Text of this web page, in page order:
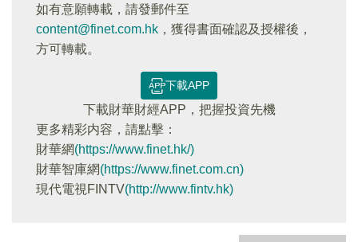
如有意願轉載，請發郵件至
content@finet.com.hk ，獲得書面確認及授權後，
方可轉載。
下載APP
下載財華財經APP，把握投資先機
更多精彩内容，請點擊：
財華網(https://www.finet.hk/)
財華智庫網(https://www.finet.com.cn)
現代電視FINTV(http://www.fintv.hk)